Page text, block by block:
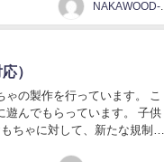
NAKAWOOD-Kawase
）
の製作を行っています。 こ
遊んでもらっています。 子供
ちゃに対して、新たな規制が